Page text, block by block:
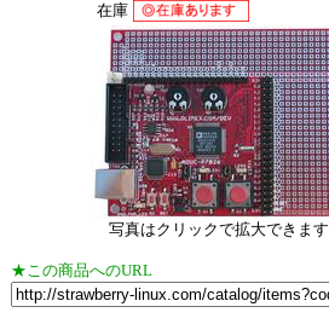
在庫
写真はクリックで拡大できます
★この商品へのURL